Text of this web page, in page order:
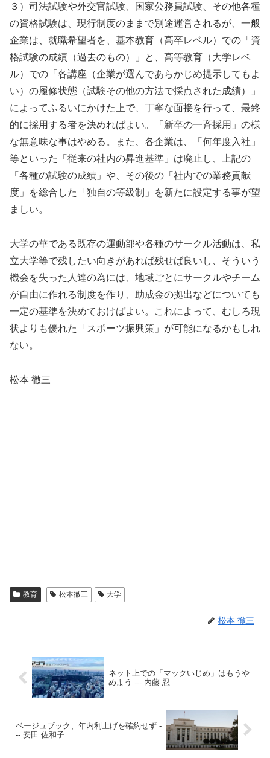
３）司法試験や外交官試験、国家公務員試験、その他各種
の資格試験は、現行制度のままで別途運営されるが、一般
企業は、就職希望者を、基本教育（高卒レベル）での「資
格試験の成績（過去のもの）」と、高等教育（大学レベ
ル）での「各講座（企業が選んであらかじめ提示してもよ
い）の履修状態（試験その他の方法で採点された成績）」
によってふるいにかけた上で、丁寧な面接を行って、最終
的に採用する者を決めればよい。「新卒の一斉採用」の様
な無意味な事はやめる。また、各企業は、「何年度入社」
等といった「従来の社内の昇進基準」は廃止し、上記の
「各種の試験の成績」や、その後の「社内での業務貢献
度」を総合した「独自の等級制」を新たに設定する事が望
ましい。
大学の華である既存の運動部や各種のサークル活動は、私
立大学等で残したい向きがあれば残せば良いし、そういう
機会を失った人達の為には、地域ごとにサークルやチーム
が自由に作れる制度を作り、助成金の拠出などについても
一定の基準を決めておけばよい。これによって、むしろ現
状よりも優れた「スポーツ振興策」が可能になるかもしれ
ない。
松本 徹三
教育 松本徹三 大学
松本 徹三
ネット上での「マックいじめ」はもうや
めよう --- 内藤 忍
ベージュブック、年内利上げを確約せず -
-- 安田 佐和子